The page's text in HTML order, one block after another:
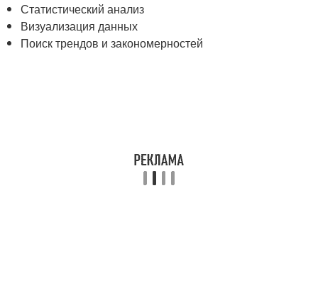
Статистический анализ
Визуализация данных
Поиск трендов и закономерностей